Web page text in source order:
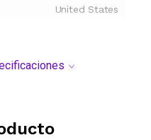
United States